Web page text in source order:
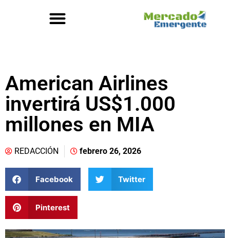
American Airlines
invertirá US$1.000
millones en MIA
REDACCIÓN febrero 26, 2026
Facebook Twitter
Pinterest